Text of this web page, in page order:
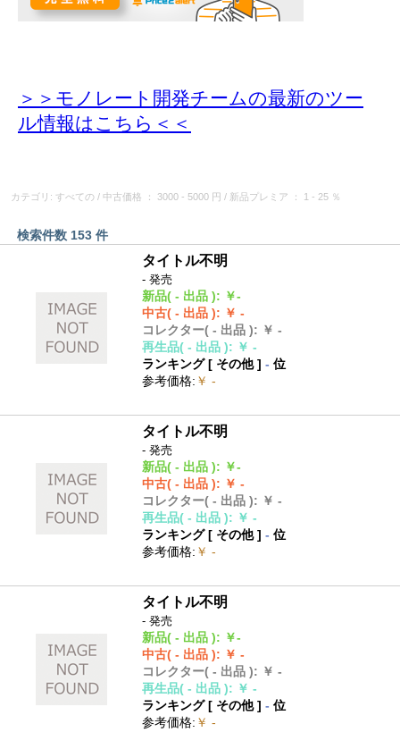
＞＞モノレート開発チームの最新のツー
ル情報はこちら＜＜
カテゴリ: すべての / 中古価格 ： 3000 - 5000 円 / 新品プレミア ： 1 - 25 ％
検索件数 153 件
タイトル不明
- 発売
新品( - 出品 ): ￥-
中古( - 出品 ): ￥ -
コレクター( - 出品 ): ￥ -
再生品( - 出品 ): ￥ -
ランキング [ その他]- 位
参考価格: ￥ -
タイトル不明
- 発売
新品( - 出品 ): ￥-
中古( - 出品 ): ￥ -
コレクター( - 出品 ): ￥ -
再生品( - 出品 ): ￥ -
ランキング [ その他]- 位
参考価格: ￥ -
タイトル不明
- 発売
新品( - 出品 ): ￥-
中古( - 出品 ): ￥ -
コレクター( - 出品 ): ￥ -
再生品( - 出品 ): ￥ -
ランキング [ その他]- 位
参考価格: ￥ -